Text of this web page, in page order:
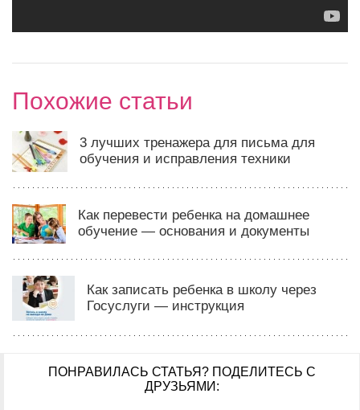
Похожие статьи
3 лучших тренажера для письма для
обучения и исправления техники
Как перевести ребенка на домашнее
обучение — основания и документы
Как записать ребенка в школу через
Госуслуги — инструкция
ПОНРАВИЛАСЬ СТАТЬЯ? ПОДЕЛИТЕСЬ С
ДРУЗЬЯМИ: